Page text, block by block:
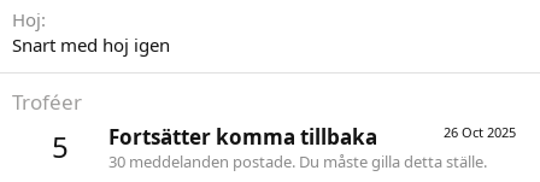
Hoj
Snart med hoj igen
Troféer
5 26 Oct 2025
Fortsätter komma tillbaka
30 meddelanden postade. Du måste gilla detta ställe.